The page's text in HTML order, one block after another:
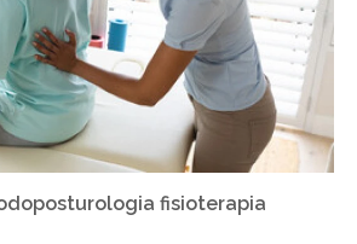
fisioterapia